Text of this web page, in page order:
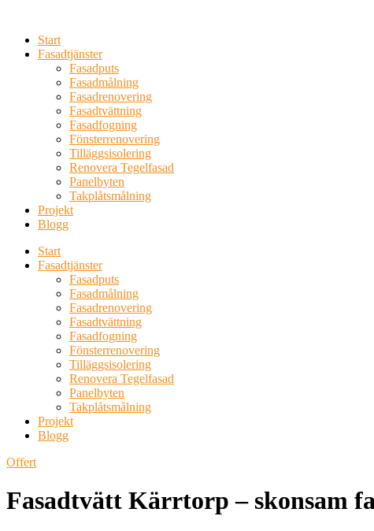
contentStart
Fasadtjänster
Fasadputs
Fasadmålning
Fasadrenovering
Fasadtvättning
Fasadfogning
Fönsterrenovering
Tilläggsisolering
Renovera Tegelfasad
Panelbyten
Takplåtsmålning
Projekt
Blogg
Start
Fasadtjänster
Fasadputs
Fasadmålning
Fasadrenovering
Fasadtvättning
Fasadfogning
Fönsterrenovering
Tilläggsisolering
Renovera Tegelfasad
Panelbyten
Takplåtsmålning
Projekt
Blogg
Offert
Fasadtvätt Kärrtorp – skonsam